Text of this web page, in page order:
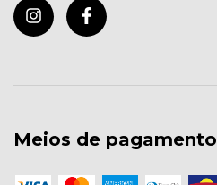
Meios de pagamento